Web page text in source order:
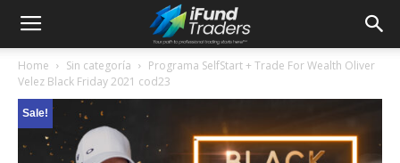
Home Sin categoría
Programa SelfStart + Trade For Wealth Oliver
Velez Black Friday 2021 cod23
Sale!